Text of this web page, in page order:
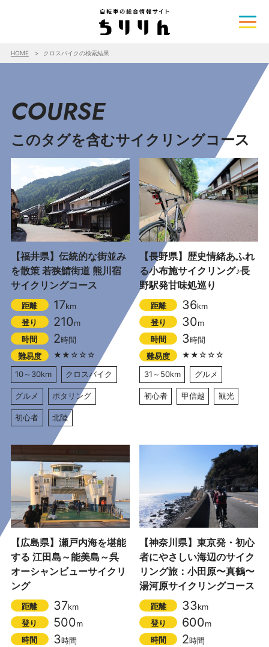
HOME クロスバイクの検索結果
COURSE
このタグを含むサイクリングコース
【福井県】伝統的な街並み
を散策 若狭鯖街道 熊川宿
サイクリングコース
距離 17km
登り
210m
時間
2時間
難易度
★★☆☆☆
10～30km
クロスバイク
グルメ ポタリング
初心者 北陸
【長野県】歴史情緒あふれ
る小布施サイクリング♪長
野駅発甘味処巡り
距離 36km
登り
30m
時間
3時間
難易度
★★☆☆☆
31～50km
グルメ
初心者 甲信越 観光
【広島県】瀬戸内海を堪能
する 江田島～能美島～呉
オーシャンビューサイクリ
ング
距離 37km
登り
500m
時間
3時間
【神奈川県】東京発・初心
者にやさしい海辺のサイク
リング旅：小田原〜真鶴〜
湯河原サイクリングコース
距離 33km
登り
600m
時間
2時間